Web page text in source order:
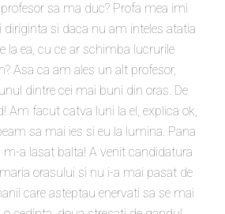
profesor sa ma duc? Profa mea imi
diriginta si daca nu am inteles atatia
la ea, cu ce ar schimba lucrurile
Asa ca am ales un alt profesor,
dintre cei mai buni din oras. De
Am facut catva luni la el, explica ok,
sa mai ies si eu la lumina. Pana
m-a lasat balta! A venit candidatura
orasului si nu i-a mai pasat de
care asteptau enervati sa se mai